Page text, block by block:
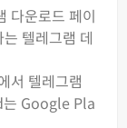
다운로드 페이
텔레그램 데
서 텔레그램
는 Google Pla